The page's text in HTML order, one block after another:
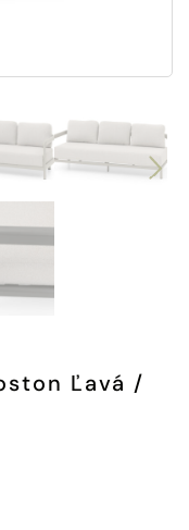
Ľavá /